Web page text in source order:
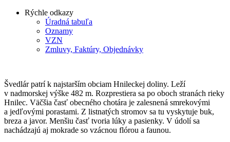
Rýchle odkazy
Úradná tabuľa
Oznamy
VZN
Zmluvy, Faktúry, Objednávky
Švedlár patrí k najstarším obciam Hnileckej doliny. Leží
v nadmorskej výške 482 m. Rozprestiera sa po oboch stranách rieky
Hnilec. Väčšia časť obecného chotára je zalesnená smrekovými
a jedľovými porastami. Z listnatých stromov sa tu vyskytuje buk,
breza a javor. Menšiu časť tvoria lúky a pasienky. V údolí sa
nachádzajú aj mokrade so vzácnou flórou a faunou.